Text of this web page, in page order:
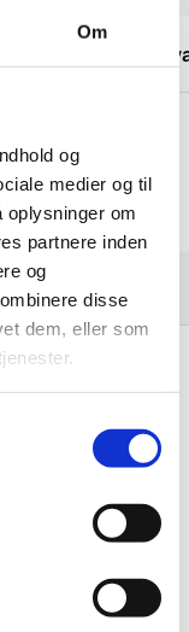
Om
og
medier og til
om
partnere inden
og
disse
dem, eller som
“Det
først!
spammer dig